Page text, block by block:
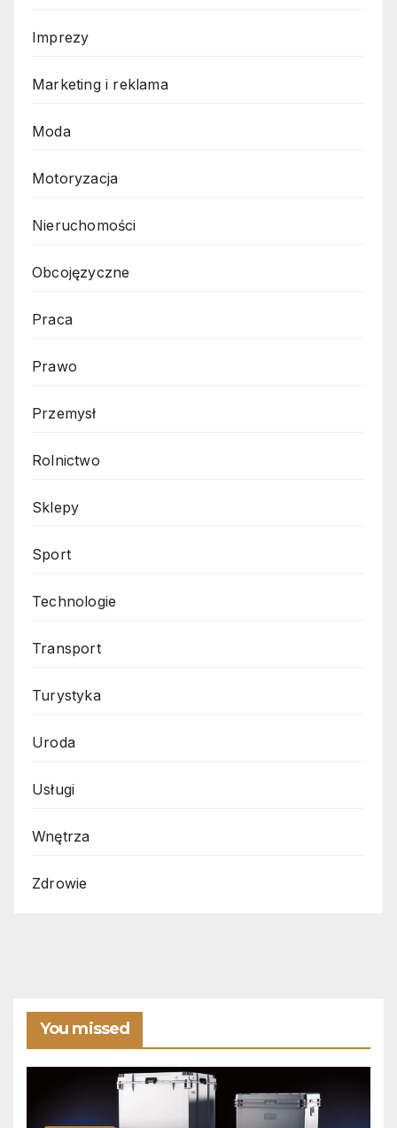
Imprezy
Marketing i reklama
Moda
Motoryzacja
Nieruchomości
Obcojęzyczne
Praca
Prawo
Przemysł
Rolnictwo
Sklepy
Sport
Technologie
Transport
Turystyka
Uroda
Usługi
Wnętrza
Zdrowie
You missed